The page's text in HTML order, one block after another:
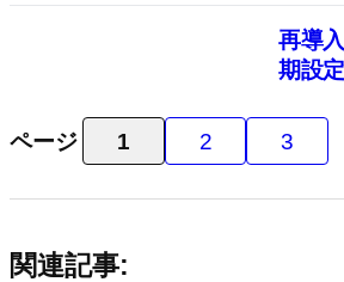
再導
期設
ページ 1 2 3
関連記事: